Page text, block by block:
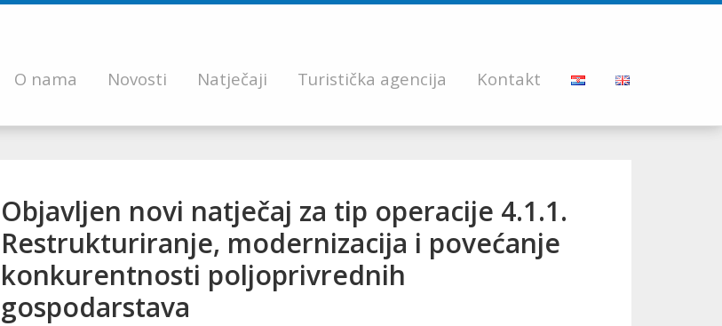
O nama Novosti Natječaji Turistička agencija Kontakt
Objavljen novi natječaj za tip operacije 4.1.1.
Restrukturiranje, modernizacija i povećanje
konkurentnosti poljoprivrednih
gospodarstava